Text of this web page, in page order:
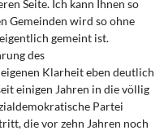
Seite. Ich kann Ihnen so
Gemeinden wird so ohne
gemeint ist.
des
Klarheit eben deutlich
einigen Jahren in die völlig
Partei
die vor zehn Jahren noch